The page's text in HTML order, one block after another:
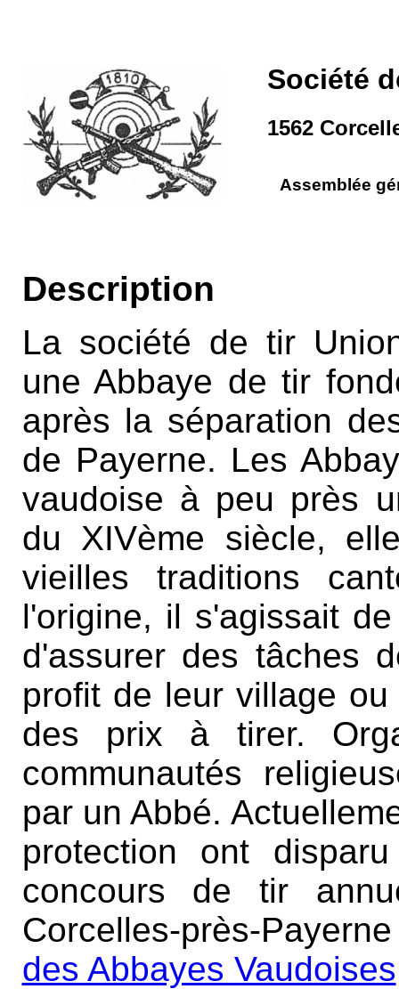
Société
1562
Assemblée
Description
La société de tir
une Abbaye de tir
après la séparation
de Payerne. Les
vaudoise à peu près
du XIVème siècle,
vieilles traditions
l'origine, il s'agissait
d'assurer des tâches
profit de leur village
des prix à tirer.
communautés
par un Abbé.
protection ont
concours de tir
Corcelles-près-
des Abbayes Vaudoises